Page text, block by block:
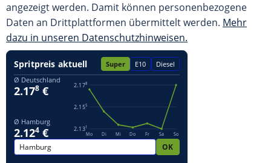
angezeigt werden. Damit können personenbezogene
Daten an Drittplattformen übermittelt werden. Mehr
dazu in unseren Datenschutzhinweisen.